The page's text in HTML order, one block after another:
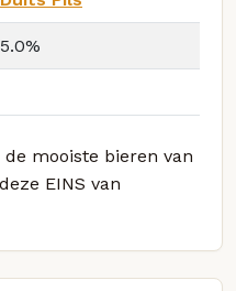
5.0%
mooiste bieren van
EINS van